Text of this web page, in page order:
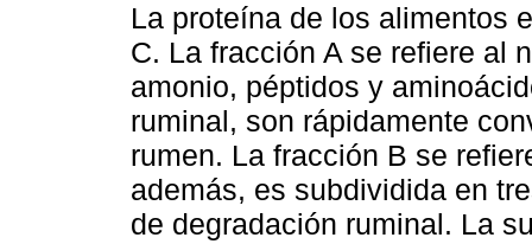
La proteína de los alimentos
C. La fracción A se refiere al
amonio, péptidos y
ruminal, son rápidamente
rumen. La fracción B se
además, es subdividida en
de degradación ruminal. La